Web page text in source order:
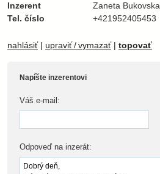
Inzerent
Zaneta Bukovska
Tel. číslo
+421952405453
nahlásiť| upraviť / vymazať| topovať
Napíšte inzerentovi
Váš e-mail:
Odpoveď na inzerát: